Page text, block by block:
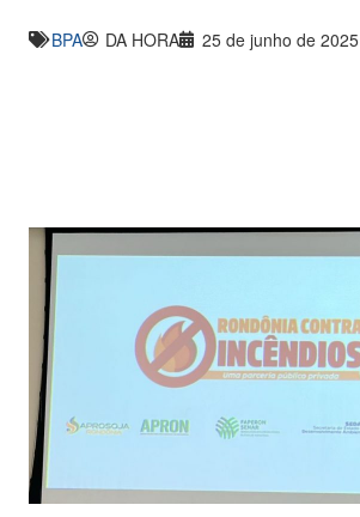
BPA DA HORA 25 de junho de 2025